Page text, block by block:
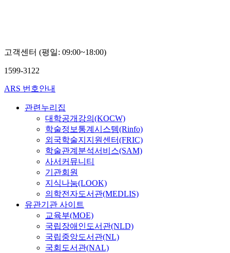
고객센터 (평일: 09:00~18:00)
1599-3122
ARS 번호안내
관련누리집
대학공개강의(KOCW)
학술정보통계시스템(Rinfo)
외국학술지지원센터(FRIC)
학술관계분석서비스(SAM)
사서커뮤니티
기관회원
지식나눔(LOOK)
의학전자도서관(MEDLIS)
유관기관 사이트
교육부(MOE)
국립장애인도서관(NLD)
국립중앙도서관(NL)
국회도서관(NAL)